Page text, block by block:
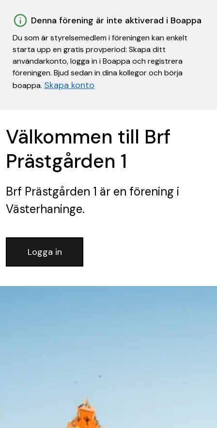
Denna förening är inte aktiverad i Boappa
Du som är styrelsemedlem i föreningen kan enkelt
starta upp en gratis provperiod: Skapa ditt
användarkonto, logga in i Boappa och registrera
föreningen. Bjud sedan in dina kollegor och börja
boappa. Skapa konto
Välkommen till Brf
Prästgården 1
Brf Prästgården 1 är en förening i
Västerhaninge.
Logga in